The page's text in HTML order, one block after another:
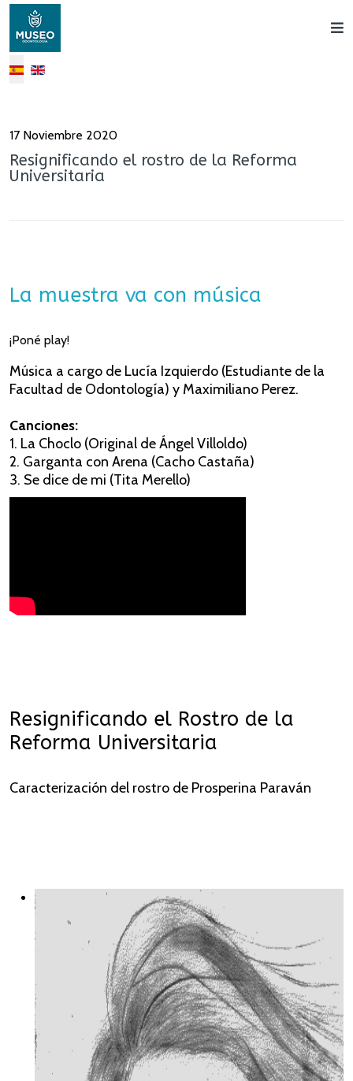
Trbet
Canlı
Bahis
Canlı
Canlı
Bahis
Select your language
17 Noviembre 2020
Resignificando el rostro de la Reforma
Universitaria
La muestra va con música
¡Poné play!
Música a cargo de Lucía Izquierdo (Estudiante de la
Facultad de Odontología) y Maximiliano Perez.
Canciones:
1. La Choclo (Original de Ángel Villoldo)
2. Garganta con Arena (Cacho Castaña)
3. Se dice de mi (Tita Merello)
Resignificando el Rostro de la
Reforma Universitaria
Caracterización del rostro de Prosperina Paraván